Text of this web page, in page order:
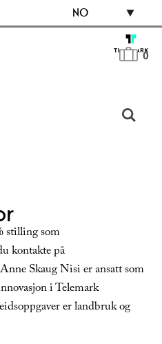
NO
0
stilling som
kontakte på
Skaug Nisi er ansatt som
i Telemark
er landbruk og